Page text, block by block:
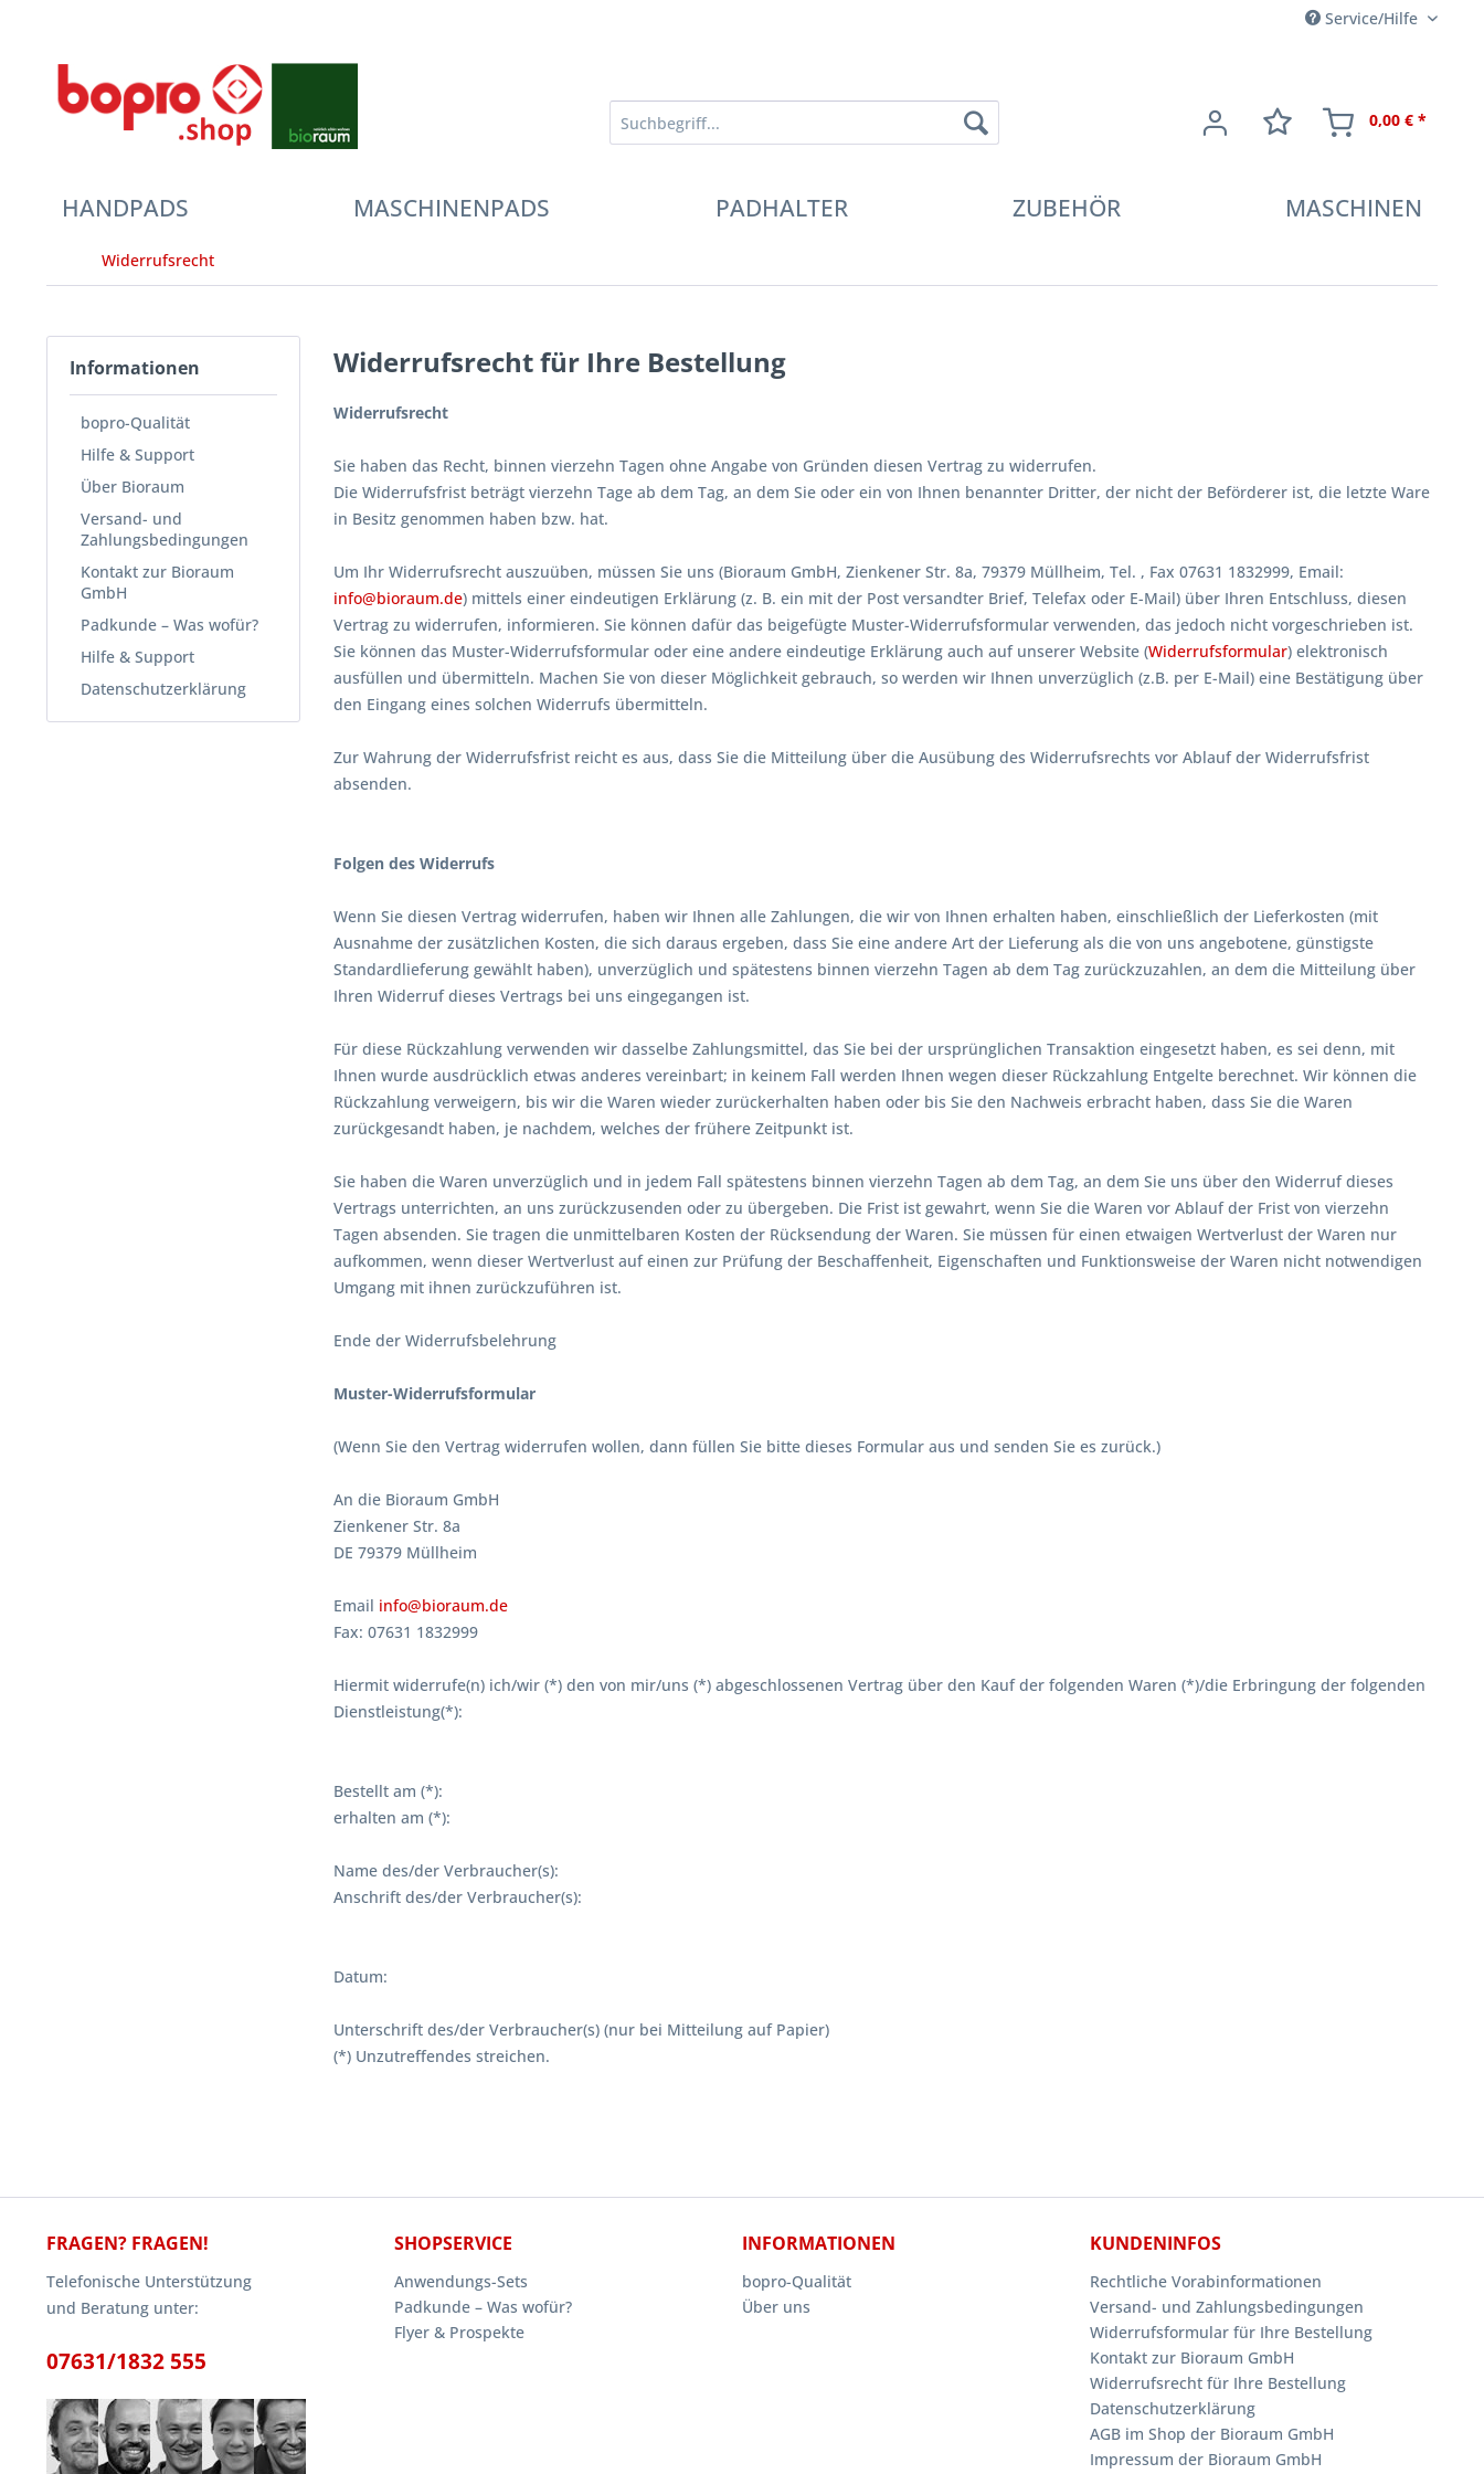
Service/Hilfe
0,00 € *
HANDPADS MASCHINENPADS PADHALTER ZUBEHÖR MASCHINEN
Widerrufsrecht
Informationen
bopro-Qualität
Hilfe & Support
Über Bioraum
Versand- und
Zahlungsbedingungen
Kontakt zur Bioraum
GmbH
Padkunde – Was wofür?
Hilfe & Support
Datenschutzerklärung
Widerrufsrecht für Ihre Bestellung
Widerrufsrecht
Sie haben das Recht, binnen vierzehn Tagen ohne Angabe von Gründen diesen Vertrag zu widerrufen.
Die Widerrufsfrist beträgt vierzehn Tage ab dem Tag, an dem Sie oder ein von Ihnen benannter Dritter, der nicht der Beförderer ist, die letzte Ware
in Besitz genommen haben bzw. hat.
Um Ihr Widerrufsrecht auszuüben, müssen Sie uns (Bioraum GmbH, Zienkener Str. 8a, 79379 Müllheim, Tel. , Fax 07631 1832999, Email:
info@bioraum.de) mittels einer eindeutigen Erklärung (z. B. ein mit der Post versandter Brief, Telefax oder E-Mail) über Ihren Entschluss, diesen
Vertrag zu widerrufen, informieren. Sie können dafür das beigefügte Muster-Widerrufsformular verwenden, das jedoch nicht vorgeschrieben ist.
Sie können das Muster-Widerrufsformular oder eine andere eindeutige Erklärung auch auf unserer Website (Widerrufsformular) elektronisch
ausfüllen und übermitteln. Machen Sie von dieser Möglichkeit gebrauch, so werden wir Ihnen unverzüglich (z.B. per E-Mail) eine Bestätigung über
den Eingang eines solchen Widerrufs übermitteln.
Zur Wahrung der Widerrufsfrist reicht es aus, dass Sie die Mitteilung über die Ausübung des Widerrufsrechts vor Ablauf der Widerrufsfrist
absenden.
Folgen des Widerrufs
Wenn Sie diesen Vertrag widerrufen, haben wir Ihnen alle Zahlungen, die wir von Ihnen erhalten haben, einschließlich der Lieferkosten (mit
Ausnahme der zusätzlichen Kosten, die sich daraus ergeben, dass Sie eine andere Art der Lieferung als die von uns angebotene, günstigste
Standardlieferung gewählt haben), unverzüglich und spätestens binnen vierzehn Tagen ab dem Tag zurückzuzahlen, an dem die Mitteilung über
Ihren Widerruf dieses Vertrags bei uns eingegangen ist.
Für diese Rückzahlung verwenden wir dasselbe Zahlungsmittel, das Sie bei der ursprünglichen Transaktion eingesetzt haben, es sei denn, mit
Ihnen wurde ausdrücklich etwas anderes vereinbart; in keinem Fall werden Ihnen wegen dieser Rückzahlung Entgelte berechnet. Wir können die
Rückzahlung verweigern, bis wir die Waren wieder zurückerhalten haben oder bis Sie den Nachweis erbracht haben, dass Sie die Waren
zurückgesandt haben, je nachdem, welches der frühere Zeitpunkt ist.
Sie haben die Waren unverzüglich und in jedem Fall spätestens binnen vierzehn Tagen ab dem Tag, an dem Sie uns über den Widerruf dieses
Vertrags unterrichten, an uns zurückzusenden oder zu übergeben. Die Frist ist gewahrt, wenn Sie die Waren vor Ablauf der Frist von vierzehn
Tagen absenden. Sie tragen die unmittelbaren Kosten der Rücksendung der Waren. Sie müssen für einen etwaigen Wertverlust der Waren nur
aufkommen, wenn dieser Wertverlust auf einen zur Prüfung der Beschaffenheit, Eigenschaften und Funktionsweise der Waren nicht notwendigen
Umgang mit ihnen zurückzuführen ist.
Ende der Widerrufsbelehrung
Muster-Widerrufsformular
(Wenn Sie den Vertrag widerrufen wollen, dann füllen Sie bitte dieses Formular aus und senden Sie es zurück.)
An die Bioraum GmbH
Zienkener Str. 8a
DE 79379 Müllheim
Email info@bioraum.de
Fax: 07631 1832999
Hiermit widerrufe(n) ich/wir (*) den von mir/uns (*) abgeschlossenen Vertrag über den Kauf der folgenden Waren (*)/die Erbringung der folgenden
Dienstleistung(*):
Bestellt am (*):
erhalten am (*):
Name des/der Verbraucher(s):
Anschrift des/der Verbraucher(s):
Datum:
Unterschrift des/der Verbraucher(s) (nur bei Mitteilung auf Papier)
(*) Unzutreffendes streichen.
FRAGEN? FRAGEN!
Telefonische Unterstützung
und Beratung unter:
07631/1832 555
SHOPSERVICE
Anwendungs-Sets
Padkunde – Was wofür?
Flyer & Prospekte
INFORMATIONEN
bopro-Qualität
Über uns
KUNDENINFOS
Rechtliche Vorabinformationen
Versand- und Zahlungsbedingungen
Widerrufsformular für Ihre Bestellung
Kontakt zur Bioraum GmbH
Widerrufsrecht für Ihre Bestellung
Datenschutzerklärung
AGB im Shop der Bioraum GmbH
Impressum der Bioraum GmbH